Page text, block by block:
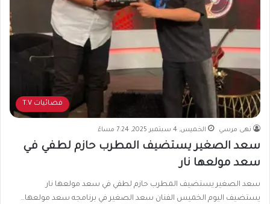
فضائيات T.V
نهى مرسي الخميس, 4 سبتمبر 2025, 7:24 مساءً
سعد الصغير يستضيف المطرب حازم لطفي في
سعد مولعها نار
سعد الصغير يستضيف المطرب حازم لطفي في سعد مولعها نار
يستضيف اليوم الخميس الفنان سعد الصغير في برنامجه سعد مولعها…